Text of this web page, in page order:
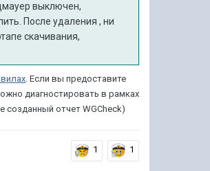
выключен,
После удаления , ни
скачивания,
. Если вы предоставите
диагностировать в рамках
созданный отчет WGCheck)
1 1